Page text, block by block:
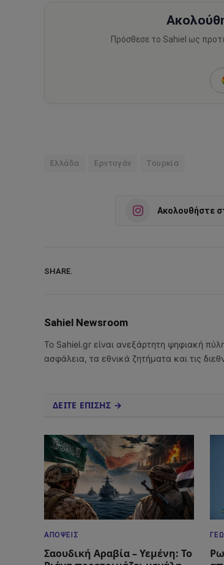
Πρόσθεσε το Sahiel ως
Ελλάδα Ερντογάν Τουρκία
Ακολουθήστε
SHARE.
Sahiel Newsroom
Το Sahiel.gr είναι ανεξάρτητη ψηφιακή
ασφάλεια, τα εθνικά ζητήματα και τις
ΔΕΙΤΕ ΕΠΙΣΗΣ →
ΑΠΌΨΕΙΣ
Σαουδική Αραβία – Υεμένη: Το